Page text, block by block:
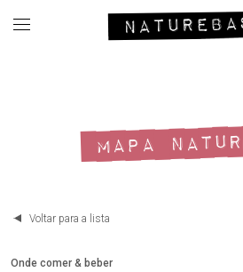
MAPA
Voltar para a lista
Onde comer & beber